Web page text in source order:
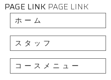
PAGE LINK PAGE LINK
ホーム
スタッフ
コースメニュー